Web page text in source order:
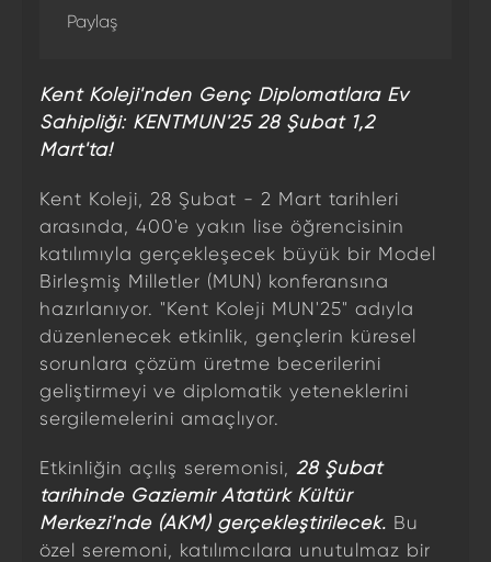
Paylaş
Kent Koleji'nden Genç Diplomatlara Ev
Sahipliği: KENTMUN'25 28 Şubat 1,2
Mart'ta!
Kent Koleji, 28 Şubat - 2 Mart tarihleri
arasında, 400'e yakın lise öğrencisinin
katılımıyla gerçekleşecek büyük bir Model
Birleşmiş Milletler (MUN) konferansına
hazırlanıyor. "Kent Koleji MUN'25" adıyla
düzenlenecek etkinlik, gençlerin küresel
sorunlara çözüm üretme becerilerini
geliştirmeyi ve diplomatik yeteneklerini
sergilemelerini amaçlıyor.
Etkinliğin açılış seremonisi, 28 Şubat
tarihinde Gaziemir Atatürk Kültür
Merkezi'nde (AKM) gerçekleştirilecek. Bu
özel seremoni, katılımcılara unutulmaz bir